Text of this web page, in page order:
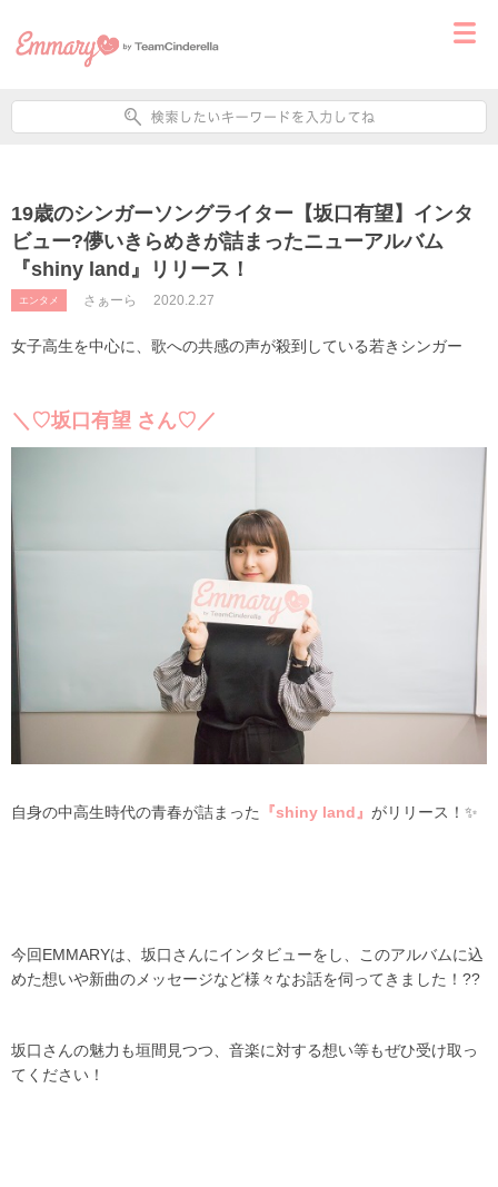
19歳のシンガーソングライター【坂口有望】インタ
ビュー?儚いきらめきが詰まったニューアルバム
『shiny land』リリース！
エンタメ さぁーら 2020.2.27
女子高生を中心に、歌への共感の声が殺到している若きシンガー
＼♡坂口有望 さん♡／
自身の中高生時代の青春が詰まった 『shiny land』 がリリース！✨
今回EMMARYは、坂口さんにインタビューをし、このアルバムに込
めた想いや新曲のメッセージなど様々なお話を伺ってきました！??
坂口さんの魅力も垣間見つつ、音楽に対する想い等もぜひ受け取っ
てください！